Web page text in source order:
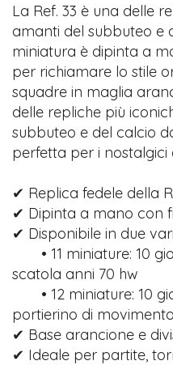
La Ref. 33 è una delle
amanti del subbuteo e
miniatura è dipinta a
per richiamare lo stile
squadre in maglia
delle repliche più
subbuteo e del calcio
perfetta per i nostalgici
✔ Replica fedele della
✔ Dipinta a mano con
✔ Disponibile in due
• 11 miniature: 10
scatola anni 70 hw
• 12 miniature: 10
portierino di
✔ Base arancione e
✔ Ideale per partite,